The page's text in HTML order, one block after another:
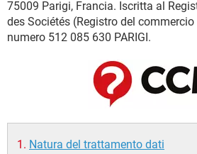
TIKTOK
HARDWARE
75009 Parigi, Francia. Iscritta al
des Sociétés (Registro del
numero 512 085 630 PARIGI.
Natura del trattamento dati